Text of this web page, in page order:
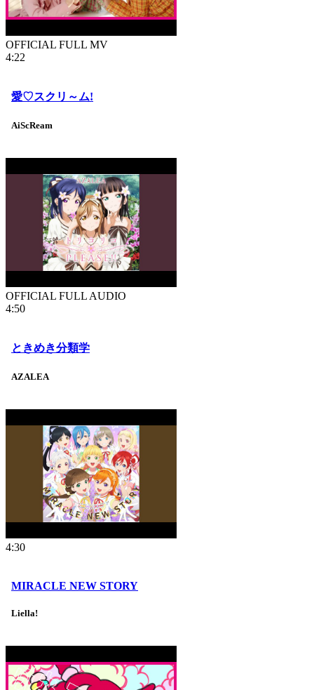
OFFICIAL FULL MV
4:22
愛♡スクリ～ム!
AiScReam
OFFICIAL FULL AUDIO
4:50
ときめき分類学
AZALEA
4:30
MIRACLE NEW STORY
Liella!